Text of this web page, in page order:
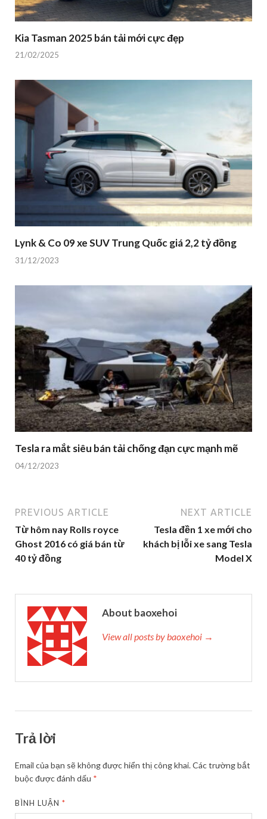
Kia Tasman 2025 bán tải mới cực đẹp
21/02/2025
Lynk & Co 09 xe SUV Trung Quốc giá 2,2 tỷ đồng
31/12/2023
Tesla ra mắt siêu bán tải chống đạn cực mạnh mẽ
04/12/2023
PREVIOUS ARTICLE
Từ hôm nay Rolls royce
Ghost 2016 có giá bán từ
40 tỷ đồng
NEXT ARTICLE
Tesla đền 1 xe mới cho
khách bị lỗi xe sang Tesla
Model X
About baoxehoi
View all posts by baoxehoi →
Trả lời
Email của bạn sẽ không được hiển thị công khai.Các trường bắt
buộc được đánh dấu *
BÌNH LUẬN*